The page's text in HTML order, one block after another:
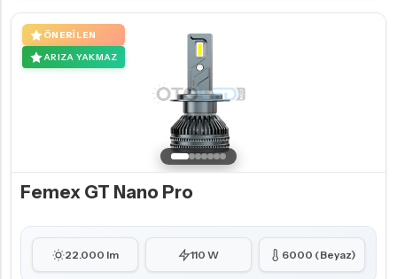
ÖNERILEN
ARIZA YAKMAZ
Femex GT Nano Pro
22.000 lm 110 W 6000 (Beyaz)